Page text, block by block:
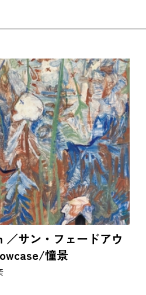
／サン・フェードアウ
憧景